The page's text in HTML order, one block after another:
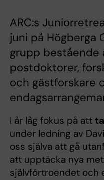
ARC:s
juni på Högberga
grupp bestående
postdoktorer,
och gästforskare
I år låg fokus på att
under ledning av
oss själva att gå
att upptäcka nya
självförtroendet och